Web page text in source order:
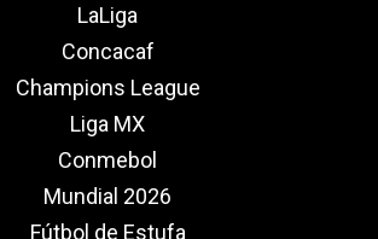
LaLiga
Concacaf
Champions League
Liga MX
Conmebol
Mundial 2026
Fútbol de Estufa